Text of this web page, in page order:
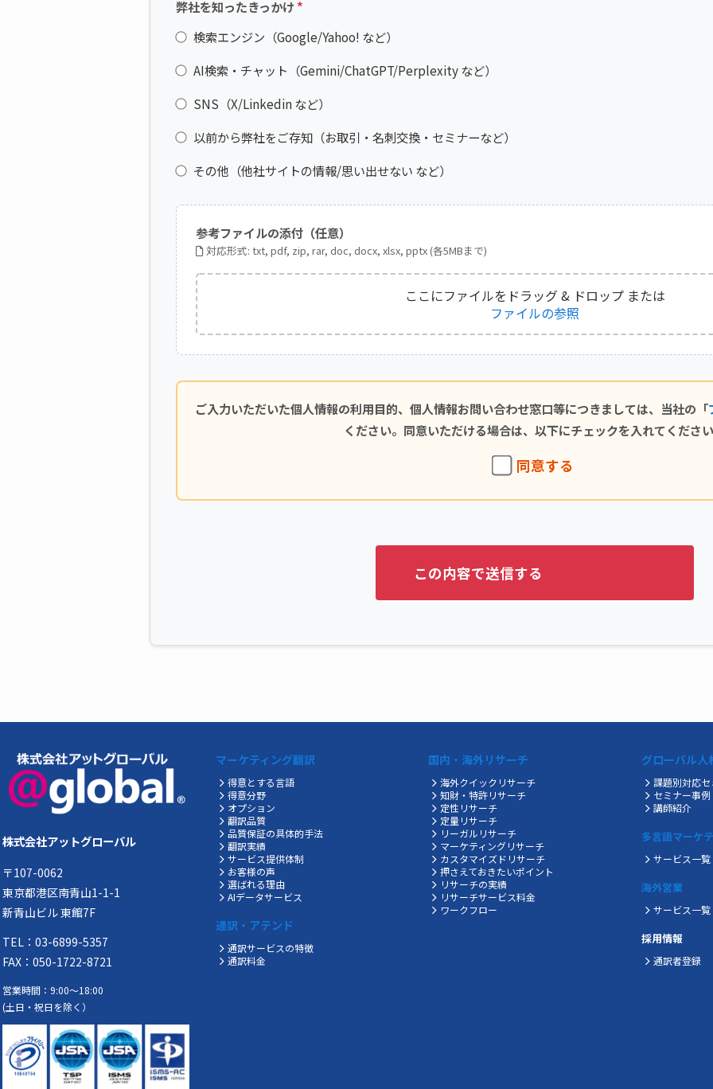
弊社を知ったきっかけ*
検索エンジン（Google/Yahoo! など）
AI検索・チャット（Gemini/ChatGPT/Perplexity など）
SNS（X/Linkedin など）
以前から弊社をご存知（お取引・名刺交換・セミナーなど）
その他（他社サイトの情報/思い出せない など）
参考ファイルの添付（任意）
対応形式: txt, pdf, zip, rar, doc, docx, xlsx, pptx (各5MBまで)
ここにファイルをドラッグ & ドロップ または
ファイルの参照
ご入力いただいた個人情報の利用目的、個人情報お問い合わせ窓口等につきましては、当社の「
ください。同意いただける場合は、以下にチェックを入れてください
同意する
株式会社アットグローバル
〒107-0062
東京都港区南青山1-1-1
新青山ビル 東館7F
TEL：03-6899-5357
FAX：050-1722-8721
営業時間：9:00～18:00
(土日・祝日を除く）
マーケティング翻訳
得意とする言語
得意分野
オプション
翻訳品質
品質保証の具体的手法
翻訳実績
サービス提供体制
お客様の声
選ばれる理由
AIデータサービス
通訳・アテンド
通訳サービスの特徴
通訳料金
国内・海外リサーチ
海外クイックリサーチ
知財・特許リサーチ
定性リサーチ
定量リサーチ
リーガルリサーチ
マーケティングリサーチ
カスタマイズドリサーチ
押さえておきたいポイント
リサーチの実績
リサーチサービス料金
ワークフロー
グローバル人
課題別対応セ
セミナー事例
講師紹介
多言語マーケ
サービス一覧
海外営業
サービス一覧
採用情報
通訳者登録